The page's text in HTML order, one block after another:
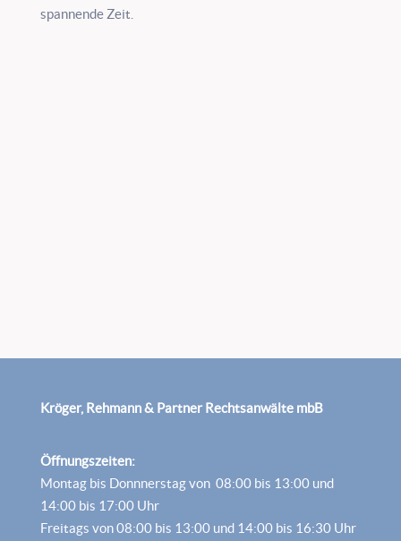
spannende Zeit.
Kröger, Rehmann & Partner Rechtsanwälte mbB
Öffnungszeiten:
Montag bis Donnnerstag von 08:00 bis 13:00 und
14:00 bis 17:00 Uhr
Freitags von 08:00 bis 13:00 und 14:00 bis 16:30 Uhr